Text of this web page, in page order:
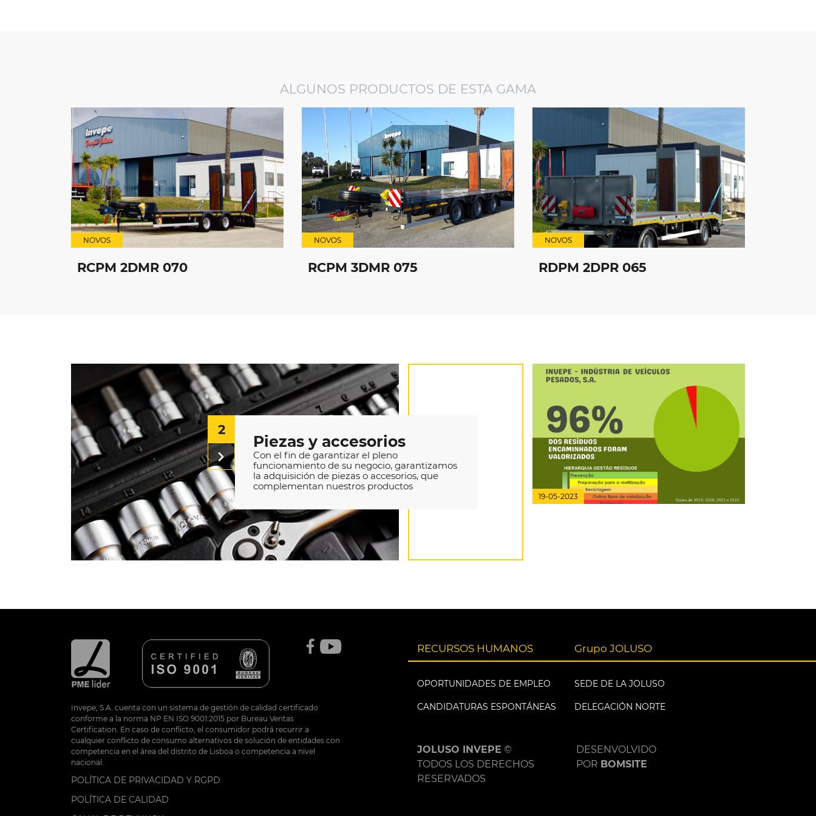
ALGUNOS PRODUCTOS DE ESTA GAMA
NOVOS
RCPM 2DMR 070
NOVOS
RCPM 3DMR 075
NOVOS
RDPM 2DPR 065
2
Piezas y accesorios
Con el fin de garantizar el pleno
funcionamiento de su negocio, garantizamos
la adquisición de piezas o accesorios, que
complementan nuestros productos
19-05-2023
Invepe, S.A. cuenta con un sistema de gestión de calidad certificado
conforme a la norma NP EN ISO 9001:2015 por Bureau Veritas
Certification. En caso de conflicto, el consumidor podrá recurrir a
cualquier conflicto de consumo alternativos de solución de entidades con
competencia en el área del distrito de Lisboa o competencia a nivel
nacional.
POLÍTICA DE PRIVACIDAD Y RGPD
POLÍTICA DE CALIDAD
RECURSOS HUMANOS
OPORTUNIDADES DE EMPLEO
CANDIDATURAS ESPONTÁNEAS
Grupo JOLUSO
SEDE DE LA JOLUSO
DELEGACIÓN NORTE
JOLUSO INVEPE ©
TODOS LOS DERECHOS
RESERVADOS
DESENVOLVIDO
POR BOMSITE